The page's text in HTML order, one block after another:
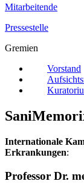
Mitarbeitende
Pressestelle
Gremien
Vorstand
Internationale
Erkrankungen:
Professor Dr.